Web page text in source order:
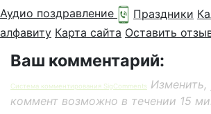
Аудио поздравление
Праздники
алфавиту Карта сайта Оставить
Ваш комментарий:
Система комментирования SigComments
Изменить,
коммент возможно в течении 15